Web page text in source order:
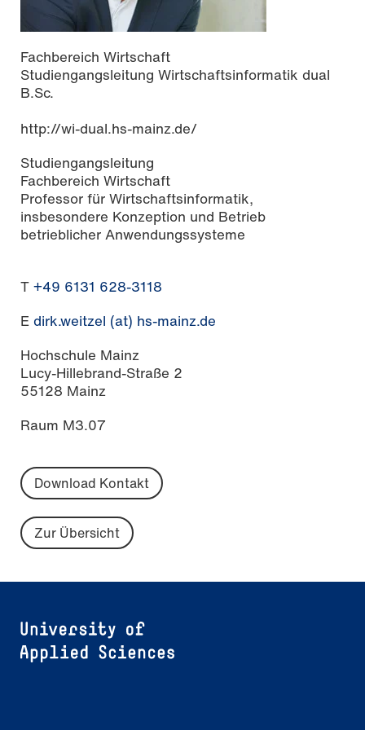
Fachbereich Wirtschaft
Studiengangsleitung Wirtschaftsinformatik dual
B.Sc.
http://wi-dual.hs-mainz.de/
Studiengangsleitung
Fachbereich Wirtschaft
Professor für Wirtschaftsinformatik,
insbesondere Konzeption und Betrieb
betrieblicher Anwendungssysteme
T +49 6131 628-3118
E dirk.weitzel (at) hs-mainz.de
Hochschule Mainz
Lucy-Hillebrand-Straße 2
55128 Mainz
Raum M3.07
Download Kontakt
Zur Übersicht